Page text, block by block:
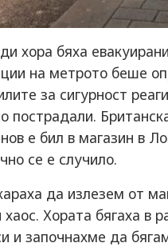
хора бяха
на метрото беше
за сигурност
пострадали.
е бил в магазин в
се е случило.
да излезем от
Хората бягаха в
и започнахме да